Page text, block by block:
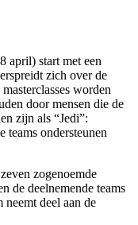
april) start met een
zich over de
worden
door mensen die de
zijn als “Jedi”:
teams ondersteunen
zogenoemde
de deelnemende teams
deel aan de